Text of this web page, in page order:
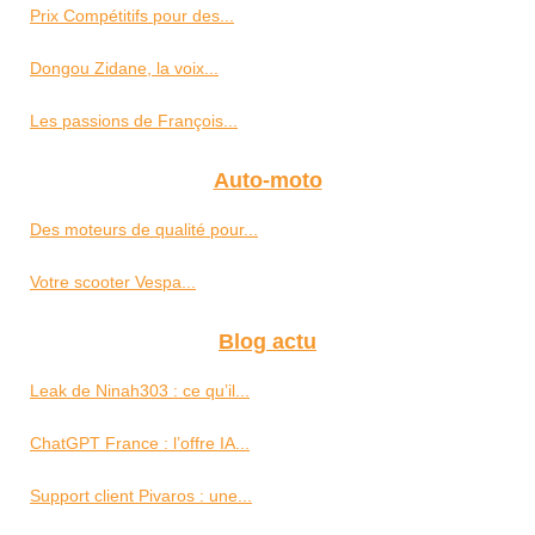
Prix Compétitifs pour des...
Dongou Zidane, la voix...
Les passions de François...
Auto-moto
Des moteurs de qualité pour...
Votre scooter Vespa...
Blog actu
Leak de Ninah303 : ce qu’il...
ChatGPT France : l’offre IA...
Support client Pivaros : une...